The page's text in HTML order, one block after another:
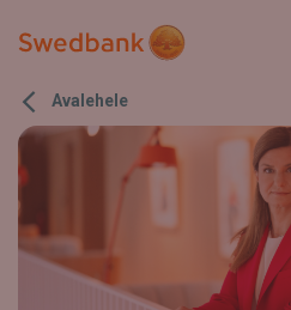
Avalehele